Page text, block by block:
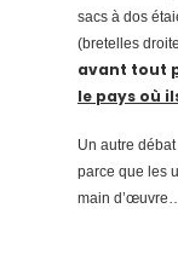
sacs à dos
(bretelles
avant tout
le pays où
Un autre
parce que les
main d’œuvre…